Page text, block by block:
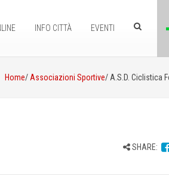
INFO CITTÀ EVENTI
Home/ Associazioni Sportive/ A.S.D. Ciclistica
SHARE: